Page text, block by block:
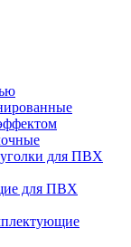
для ПВХ
для ПВХ